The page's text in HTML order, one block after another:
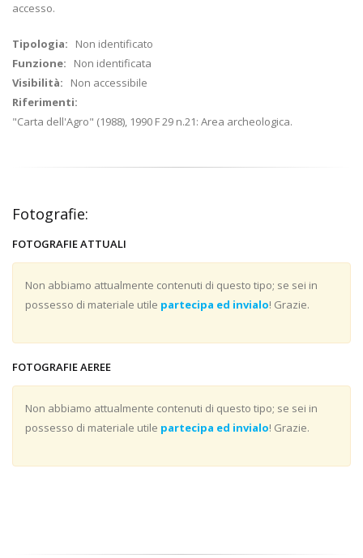
accesso.
Tipologia: Non identificato
Funzione: Non identificata
Visibilità: Non accessibile
Riferimenti:
"Carta dell'Agro" (1988), 1990 F 29 n.21: Area archeologica.
Fotografie:
FOTOGRAFIE ATTUALI
Non abbiamo attualmente contenuti di questo tipo; se sei in
possesso di materiale utile partecipa ed invialo! Grazie.
FOTOGRAFIE AEREE
Non abbiamo attualmente contenuti di questo tipo; se sei in
possesso di materiale utile partecipa ed invialo! Grazie.